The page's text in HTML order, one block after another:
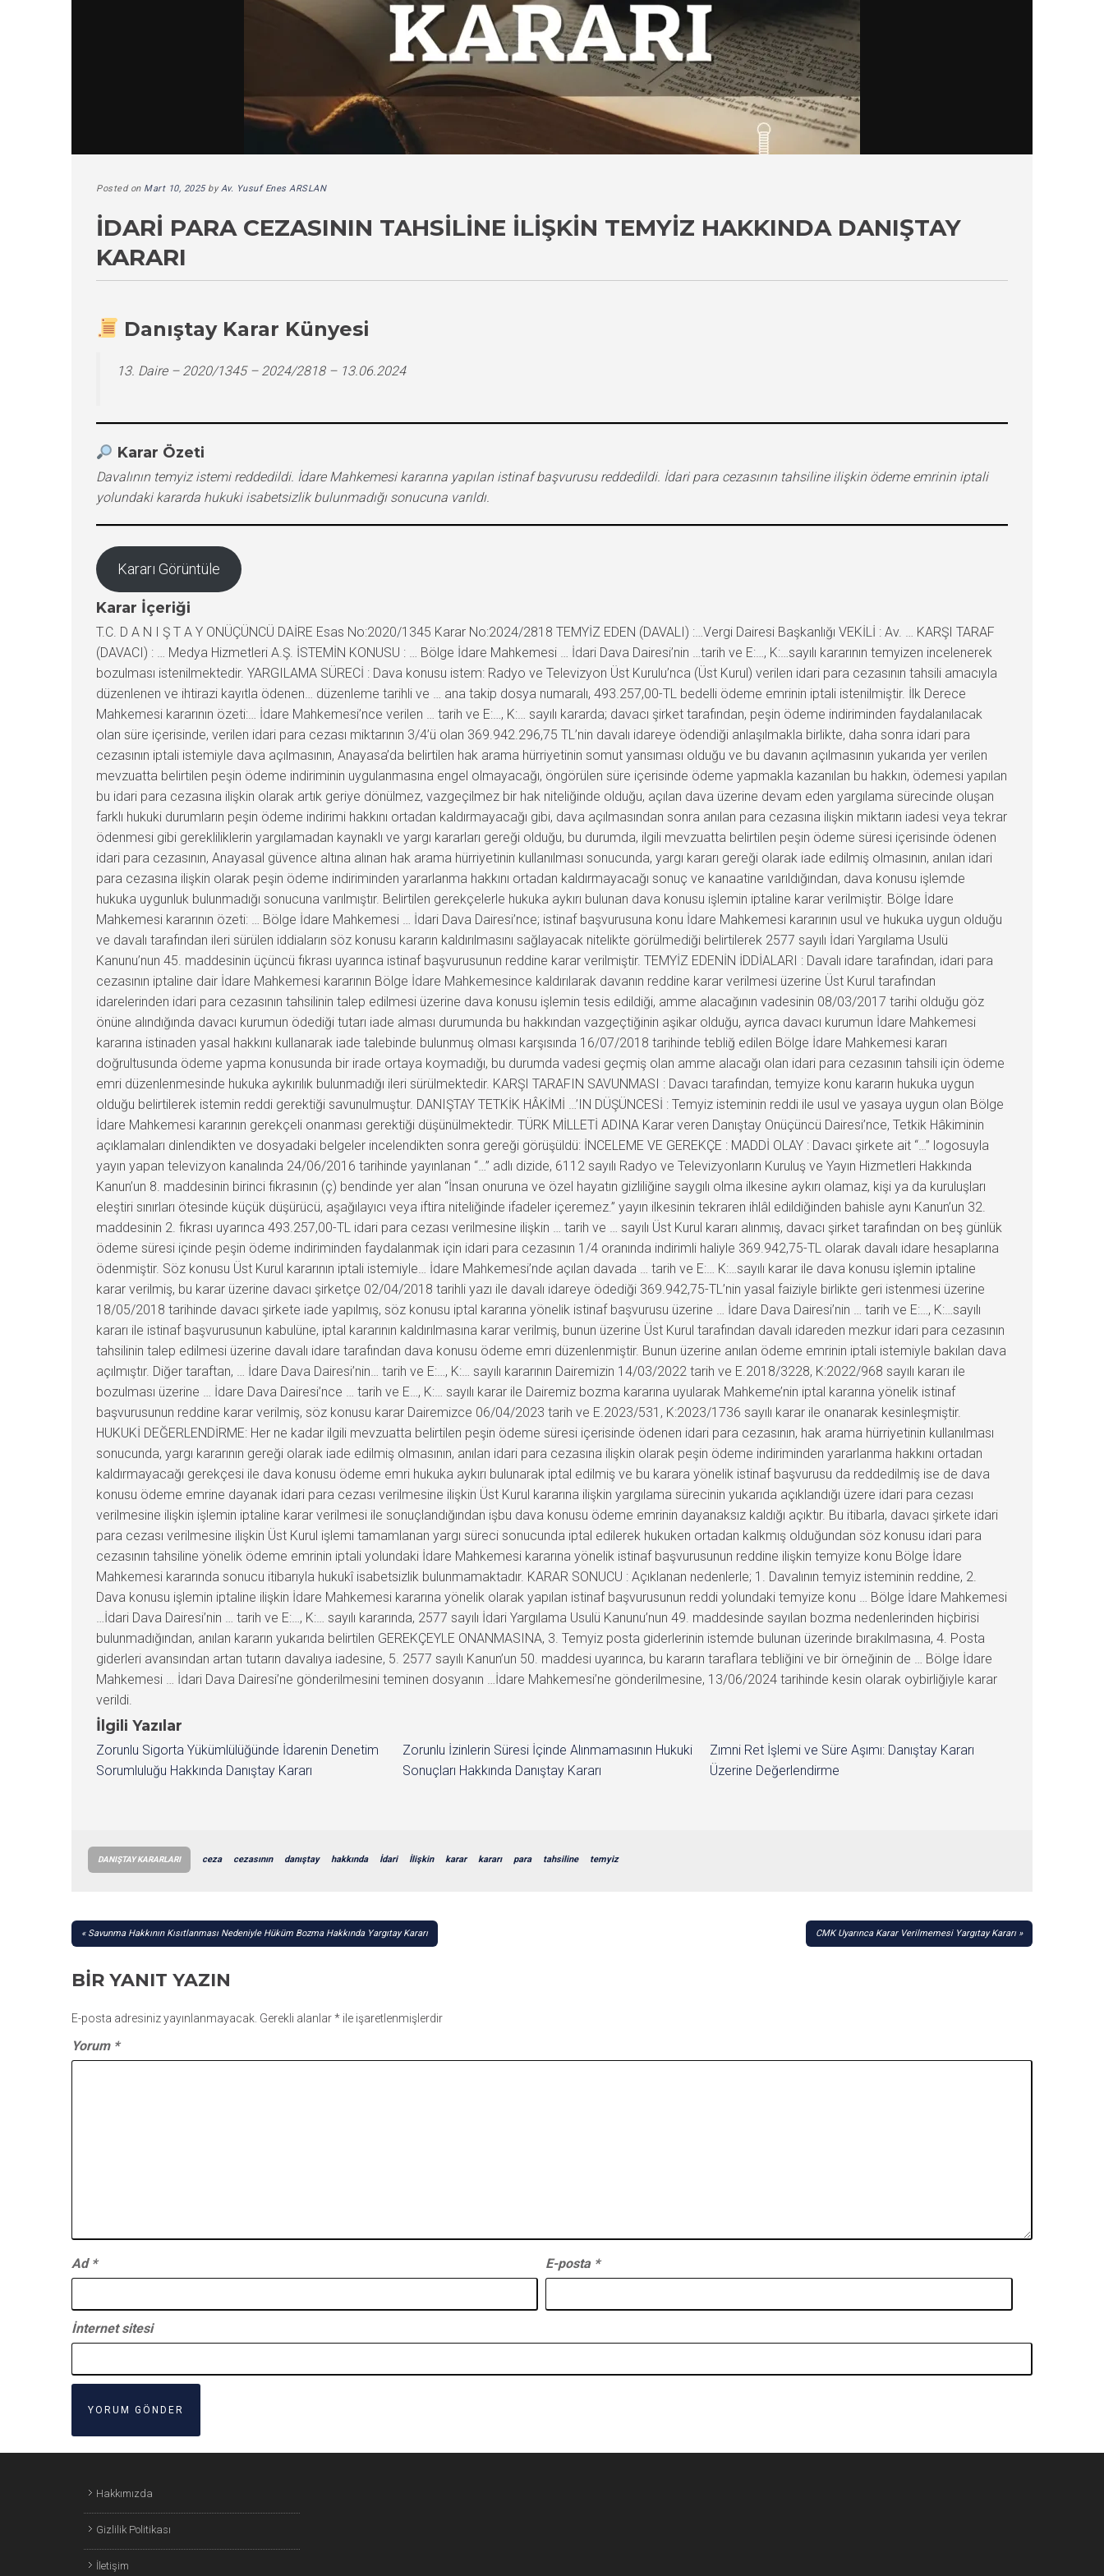
Posted on Mart 10, 2025byAv. Yusuf Enes ARSLAN
İDARI PARA CEZASININ TAHSILINE İLIŞKIN TEMYIZ HAKKINDA DANIŞTAY
KARARI
Danıştay Karar Künyesi
13. Daire – 2020/1345 – 2024/2818 – 13.06.2024
Karar Özeti
Davalının temyiz istemi reddedildi. İdare Mahkemesi kararına yapılan istinaf başvurusu reddedildi. İdari para cezasının tahsiline ilişkin ödeme emrinin iptali
yolundaki kararda hukuki isabetsizlik bulunmadığı sonucuna varıldı.
Kararı Görüntüle
Karar İçeriği
T.C. D A N I Ş T A Y ONÜÇÜNCÜ DAİRE Esas No:2020/1345 Karar No:2024/2818 TEMYİZ EDEN (DAVALI) :…Vergi Dairesi Başkanlığı VEKİLİ : Av. … KARŞI TARAF
(DAVACI) : … Medya Hizmetleri A.Ş. İSTEMİN KONUSU : … Bölge İdare Mahkemesi … İdari Dava Dairesi’nin …tarih ve E:…, K:…sayılı kararının temyizen incelenerek
bozulması istenilmektedir. YARGILAMA SÜRECİ : Dava konusu istem: Radyo ve Televizyon Üst Kurulu’nca (Üst Kurul) verilen idari para cezasının tahsili amacıyla
düzenlenen ve ihtirazi kayıtla ödenen… düzenleme tarihli ve … ana takip dosya numaralı, 493.257,00-TL bedelli ödeme emrinin iptali istenilmiştir. İlk Derece
Mahkemesi kararının özeti:… İdare Mahkemesi’nce verilen … tarih ve E:…, K:… sayılı kararda; davacı şirket tarafından, peşin ödeme indiriminden faydalanılacak
olan süre içerisinde, verilen idari para cezası miktarının 3/4’ü olan 369.942.296,75 TL’nin davalı idareye ödendiği anlaşılmakla birlikte, daha sonra idari para
cezasının iptali istemiyle dava açılmasının, Anayasa’da belirtilen hak arama hürriyetinin somut yansıması olduğu ve bu davanın açılmasının yukarıda yer verilen
mevzuatta belirtilen peşin ödeme indiriminin uygulanmasına engel olmayacağı, öngörülen süre içerisinde ödeme yapmakla kazanılan bu hakkın, ödemesi yapılan
bu idari para cezasına ilişkin olarak artık geriye dönülmez, vazgeçilmez bir hak niteliğinde olduğu, açılan dava üzerine devam eden yargılama sürecinde oluşan
farklı hukuki durumların peşin ödeme indirimi hakkını ortadan kaldırmayacağı gibi, dava açılmasından sonra anılan para cezasına ilişkin miktarın iadesi veya tekrar
ödenmesi gibi gerekliliklerin yargılamadan kaynaklı ve yargı kararları gereği olduğu, bu durumda, ilgili mevzuatta belirtilen peşin ödeme süresi içerisinde ödenen
idari para cezasının, Anayasal güvence altına alınan hak arama hürriyetinin kullanılması sonucunda, yargı kararı gereği olarak iade edilmiş olmasının, anılan idari
para cezasına ilişkin olarak peşin ödeme indiriminden yararlanma hakkını ortadan kaldırmayacağı sonuç ve kanaatine varıldığından, dava konusu işlemde
hukuka uygunluk bulunmadığı sonucuna varılmıştır. Belirtilen gerekçelerle hukuka aykırı bulunan dava konusu işlemin iptaline karar verilmiştir. Bölge İdare
Mahkemesi kararının özeti: … Bölge İdare Mahkemesi … İdari Dava Dairesi’nce; istinaf başvurusuna konu İdare Mahkemesi kararının usul ve hukuka uygun olduğu
ve davalı tarafından ileri sürülen iddiaların söz konusu kararın kaldırılmasını sağlayacak nitelikte görülmediği belirtilerek 2577 sayılı İdari Yargılama Usulü
Kanunu’nun 45. maddesinin üçüncü fıkrası uyarınca istinaf başvurusunun reddine karar verilmiştir. TEMYİZ EDENİN İDDİALARI : Davalı idare tarafından, idari para
cezasının iptaline dair İdare Mahkemesi kararının Bölge İdare Mahkemesince kaldırılarak davanın reddine karar verilmesi üzerine Üst Kurul tarafından
idarelerinden idari para cezasının tahsilinin talep edilmesi üzerine dava konusu işlemin tesis edildiği, amme alacağının vadesinin 08/03/2017 tarihi olduğu göz
önüne alındığında davacı kurumun ödediği tutarı iade alması durumunda bu hakkından vazgeçtiğinin aşikar olduğu, ayrıca davacı kurumun İdare Mahkemesi
kararına istinaden yasal hakkını kullanarak iade talebinde bulunmuş olması karşısında 16/07/2018 tarihinde tebliğ edilen Bölge İdare Mahkemesi kararı
doğrultusunda ödeme yapma konusunda bir irade ortaya koymadığı, bu durumda vadesi geçmiş olan amme alacağı olan idari para cezasının tahsili için ödeme
emri düzenlenmesinde hukuka aykırılık bulunmadığı ileri sürülmektedir. KARŞI TARAFIN SAVUNMASI : Davacı tarafından, temyize konu kararın hukuka uygun
olduğu belirtilerek istemin reddi gerektiği savunulmuştur. DANIŞTAY TETKİK HÂKİMİ …’IN DÜŞÜNCESİ : Temyiz isteminin reddi ile usul ve yasaya uygun olan Bölge
İdare Mahkemesi kararının gerekçeli onanması gerektiği düşünülmektedir. TÜRK MİLLETİ ADINA Karar veren Danıştay Onüçüncü Dairesi’nce, Tetkik Hâkiminin
açıklamaları dinlendikten ve dosyadaki belgeler incelendikten sonra gereği görüşüldü: İNCELEME VE GEREKÇE : MADDİ OLAY : Davacı şirkete ait “…” logosuyla
yayın yapan televizyon kanalında 24/06/2016 tarihinde yayınlanan “…” adlı dizide, 6112 sayılı Radyo ve Televizyonların Kuruluş ve Yayın Hizmetleri Hakkında
Kanun’un 8. maddesinin birinci fıkrasının (ç) bendinde yer alan “İnsan onuruna ve özel hayatın gizliliğine saygılı olma ilkesine aykırı olamaz, kişi ya da kuruluşları
eleştiri sınırları ötesinde küçük düşürücü, aşağılayıcı veya iftira niteliğinde ifadeler içeremez.” yayın ilkesinin tekraren ihlâl edildiğinden bahisle aynı Kanun’un 32.
maddesinin 2. fıkrası uyarınca 493.257,00-TL idari para cezası verilmesine ilişkin … tarih ve … sayılı Üst Kurul kararı alınmış, davacı şirket tarafından on beş günlük
ödeme süresi içinde peşin ödeme indiriminden faydalanmak için idari para cezasının 1/4 oranında indirimli haliyle 369.942,75-TL olarak davalı idare hesaplarına
ödenmiştir. Söz konusu Üst Kurul kararının iptali istemiyle… İdare Mahkemesi’nde açılan davada … tarih ve E:… K:…sayılı karar ile dava konusu işlemin iptaline
karar verilmiş, bu karar üzerine davacı şirketçe 02/04/2018 tarihli yazı ile davalı idareye ödediği 369.942,75-TL’nin yasal faiziyle birlikte geri istenmesi üzerine
18/05/2018 tarihinde davacı şirkete iade yapılmış, söz konusu iptal kararına yönelik istinaf başvurusu üzerine … İdare Dava Dairesi’nin … tarih ve E:…, K:…sayılı
kararı ile istinaf başvurusunun kabulüne, iptal kararının kaldırılmasına karar verilmiş, bunun üzerine Üst Kurul tarafından davalı idareden mezkur idari para cezasının
tahsilinin talep edilmesi üzerine davalı idare tarafından dava konusu ödeme emri düzenlenmiştir. Bunun üzerine anılan ödeme emrinin iptali istemiyle bakılan dava
açılmıştır. Diğer taraftan, … İdare Dava Dairesi’nin… tarih ve E:…, K:… sayılı kararının Dairemizin 14/03/2022 tarih ve E.2018/3228, K:2022/968 sayılı kararı ile
bozulması üzerine … İdare Dava Dairesi’nce … tarih ve E…, K:… sayılı karar ile Dairemiz bozma kararına uyularak Mahkeme’nin iptal kararına yönelik istinaf
başvurusunun reddine karar verilmiş, söz konusu karar Dairemizce 06/04/2023 tarih ve E.2023/531, K:2023/1736 sayılı karar ile onanarak kesinleşmiştir.
HUKUKİ DEĞERLENDİRME: Her ne kadar ilgili mevzuatta belirtilen peşin ödeme süresi içerisinde ödenen idari para cezasının, hak arama hürriyetinin kullanılması
sonucunda, yargı kararının gereği olarak iade edilmiş olmasının, anılan idari para cezasına ilişkin olarak peşin ödeme indiriminden yararlanma hakkını ortadan
kaldırmayacağı gerekçesi ile dava konusu ödeme emri hukuka aykırı bulunarak iptal edilmiş ve bu karara yönelik istinaf başvurusu da reddedilmiş ise de dava
konusu ödeme emrine dayanak idari para cezası verilmesine ilişkin Üst Kurul kararına ilişkin yargılama sürecinin yukarıda açıklandığı üzere idari para cezası
verilmesine ilişkin işlemin iptaline karar verilmesi ile sonuçlandığından işbu dava konusu ödeme emrinin dayanaksız kaldığı açıktır. Bu itibarla, davacı şirkete idari
para cezası verilmesine ilişkin Üst Kurul işlemi tamamlanan yargı süreci sonucunda iptal edilerek hukuken ortadan kalkmış olduğundan söz konusu idari para
cezasının tahsiline yönelik ödeme emrinin iptali yolundaki İdare Mahkemesi kararına yönelik istinaf başvurusunun reddine ilişkin temyize konu Bölge İdare
Mahkemesi kararında sonucu itibarıyla hukukî isabetsizlik bulunmamaktadır. KARAR SONUCU : Açıklanan nedenlerle; 1. Davalının temyiz isteminin reddine, 2.
Dava konusu işlemin iptaline ilişkin İdare Mahkemesi kararına yönelik olarak yapılan istinaf başvurusunun reddi yolundaki temyize konu … Bölge İdare Mahkemesi
…İdari Dava Dairesi’nin … tarih ve E:…, K:… sayılı kararında, 2577 sayılı İdari Yargılama Usulü Kanunu’nun 49. maddesinde sayılan bozma nedenlerinden hiçbirisi
bulunmadığından, anılan kararın yukarıda belirtilen GEREKÇEYLE ONANMASINA, 3. Temyiz posta giderlerinin istemde bulunan üzerinde bırakılmasına, 4. Posta
giderleri avansından artan tutarın davalıya iadesine, 5. 2577 sayılı Kanun’un 50. maddesi uyarınca, bu kararın taraflara tebliğini ve bir örneğinin de … Bölge İdare
Mahkemesi … İdari Dava Dairesi’ne gönderilmesini teminen dosyanın …İdare Mahkemesi’ne gönderilmesine, 13/06/2024 tarihinde kesin olarak oybirliğiyle karar
verildi.
İlgili Yazılar
Zorunlu Sigorta Yükümlülüğünde İdarenin Denetim
Sorumluluğu Hakkında Danıştay Kararı
Zorunlu İzinlerin Süresi İçinde Alınmamasının Hukuki
Sonuçları Hakkında Danıştay Kararı
Zımni Ret İşlemi ve Süre Aşımı: Danıştay Kararı
Üzerine Değerlendirme
DANIŞTAY KARARLARI ceza cezasının danıştay hakkında İdari İlişkin karar kararı para tahsiline temyiz
YAZI
Savunma Hakkının Kısıtlanması Nedeniyle Hüküm Bozma Hakkında Yargıtay Kararı CMK Uyarınca Karar Verilmemesi Yargıtay Kararı
BIR YANIT YAZIN
E-posta adresiniz yayınlanmayacak. Gerekli alanlar* ile işaretlenmişlerdir
Yorum *
Ad * E-posta *
İnternet sitesi
Hakkımızda
Gizlilik Politikası
İletişim